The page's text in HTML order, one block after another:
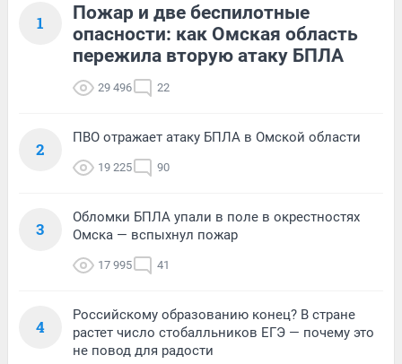
1
Пожар и две беспилотные
опасности: как Омская область
пережила вторую атаку БПЛА
29 496 22
2
ПВО отражает атаку БПЛА в Омской области
19 225 90
3
Обломки БПЛА упали в поле в окрестностях
Омска — вспыхнул пожар
17 995 41
4
Российскому образованию конец? В стране
растет число стобалльников ЕГЭ — почему это
не повод для радости